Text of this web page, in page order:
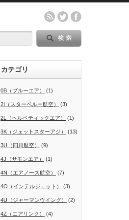
カテゴリ
0B（ブルーエア） (1)
2I（スターペルー航空） (3)
2L（ヘルベティックエア） (1)
3K（ジェットスターアジ） (13)
3U（四川航空） (9)
4J（サモンエア） (1)
4N（エアノース航空） (7)
4O（インテルジェット） (3)
4U（ジャーマンウイング） (2)
4Z（エアリンク） (4)